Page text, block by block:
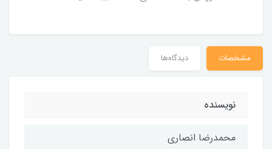
مشخصات دیدگاه‌ها
نویسنده
محمدرضا انصاری